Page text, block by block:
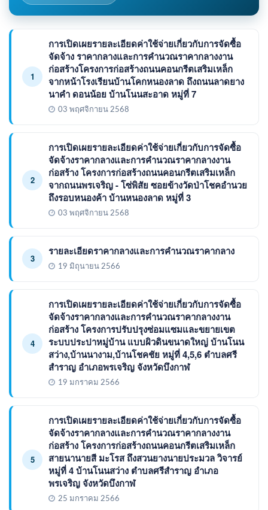
1
การเปิดเผยรายละเอียดค่าใช้จ่ายเกี่ยวกับการจัดซื้อ
จัดจ้าง ราคากลางและการคำนวณราคากลางงาน
ก่อสร้างโครงการก่อสร้างถนนคอนกรีตเสริมเหล็ก
จากหน้าโรงเรียนบ้านโคกหนองลาด ถึงถนนลาดยาง
นาคำ ดอนน้อย บ้านโนนสะอาด หมู่ที่ 7
03 พฤศจิกายน 2568
2
การเปิดเผยรายละเอียดค่าใช้จ่ายเกี่ยวกับการจัดซื้อ
จัดจ้างราคากลางและการคำนวณราคากลางงาน
ก่อสร้าง โครงการก่อสร้างถนนคอนกรีตเสริมเหล็ก
จากถนนพรเจริญ - โซ่พิสัย ซอยข้างวัดป่าโชคอำนวย
ถึงรอบหนองค้า บ้านหนองลาด หมู่ที่ 3
03 พฤศจิกายน 2568
3
รายละเอียดราคากลางและการคำนวณราคากลาง
19 มิถุนายน 2566
4
การเปิดเผยรายละเอียดค่าใช้จ่ายเกี่ยวกับการจัดซื้อ
จัดจ้างราคากลางและการคำนวณราคากลางงาน
ก่อสร้าง โครงการปรับปรุงซ่อมแซมและขยายเขต
ระบบประปาหมู่บ้าน แบบผิวดินขนาดใหญ่ บ้านโนน
สว่าง,บ้านนางาม,บ้านโชคชัย หมู่ที่ 4,5,6 ตำบลศรี
สำราญ อำเภอพรเจริญ จังหวัดบึงกาฬ
19 มกราคม 2566
5
การเปิดเผยรายละเอียดค่าใช้จ่ายเกี่ยวกับการจัดซื้อ
จัดจ้างราคากลางและการคำนวณราคากลางงาน
ก่อสร้าง โครงการก่อสร้างถนนคอนกรีตเสริมเหล็ก
สายนานายสี มะโรส ถึงสวนยางนายประมวล วิจารย์
หมู่ที่ 4 บ้านโนนสว่าง ตำบลศรีสำราญ อำเภอ
พรเจริญ จังหวัดบึงกาฬ
25 มกราคม 2566